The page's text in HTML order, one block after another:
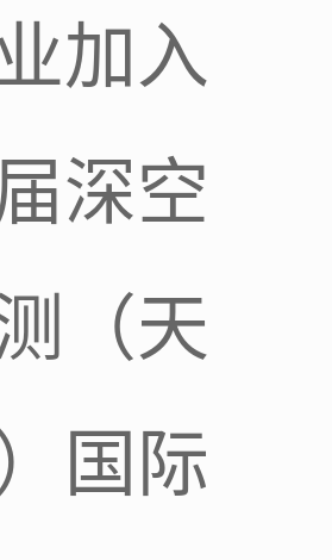
加入
深空
（天
国际